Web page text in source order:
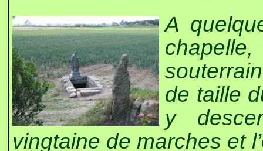
A
de taille
y
vingtaine de marches et